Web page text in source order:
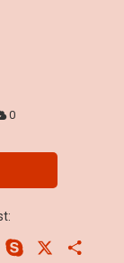
0
Viber Skype